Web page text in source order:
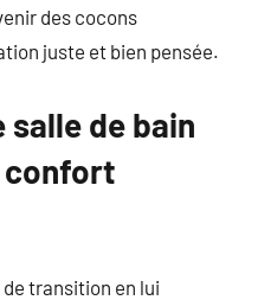
des cocons
juste et bien pensée.
de bain
confort
de transition en lui